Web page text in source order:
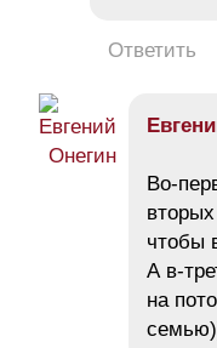
Ответить
Во-
чтобы
А в-
на